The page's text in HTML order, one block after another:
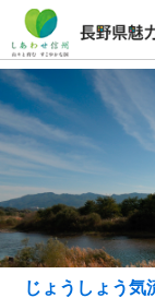
じょうしょう気